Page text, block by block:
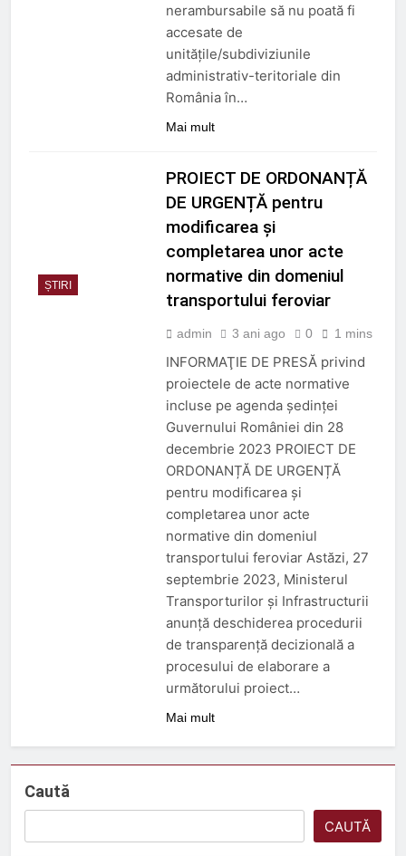
nerambursabile să nu poată fi
accesate de
unităţile/subdiviziunile
administrativ-teritoriale din
România în…
Mai mult
ȘTIRI
PROIECT DE ORDONANȚĂ
DE URGENȚĂ pentru
modificarea şi
completarea unor acte
normative din domeniul
transportului feroviar
admin 3 ani ago 0 1 mins
INFORMAŢIE DE PRESĂ privind
proiectele de acte normative
incluse pe agenda ședinței
Guvernului României din 28
decembrie 2023 PROIECT DE
ORDONANȚĂ DE URGENȚĂ
pentru modificarea şi
completarea unor acte
normative din domeniul
transportului feroviar Astăzi, 27
septembrie 2023, Ministerul
Transporturilor și Infrastructurii
anunţă deschiderea procedurii
de transparenţă decizională a
procesului de elaborare a
următorului proiect…
Mai mult
Caută
CAUTĂ